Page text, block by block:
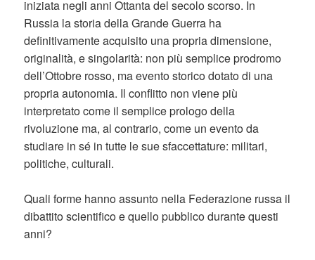
iniziata negli anni Ottanta del secolo scorso. In
Russia la storia della Grande Guerra ha
definitivamente acquisito una propria dimensione,
originalità, e singolarità: non più semplice prodromo
dell’Ottobre rosso, ma evento storico dotato di una
propria autonomia. Il conflitto non viene più
interpretato come il semplice prologo della
rivoluzione ma, al contrario, come un evento da
studiare in sé in tutte le sue sfaccettature: militari,
politiche, culturali.
Quali forme hanno assunto nella Federazione russa il
dibattito scientifico e quello pubblico durante questi
anni?